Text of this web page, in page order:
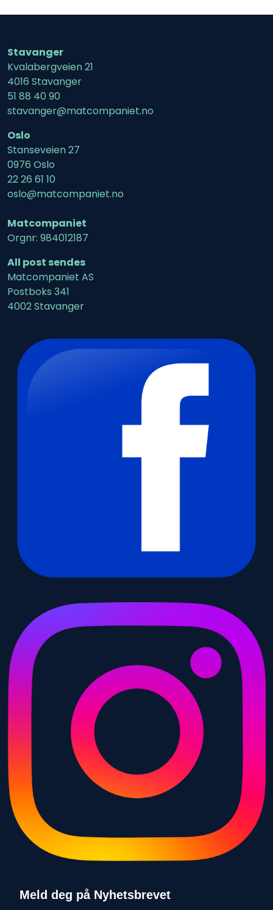
Stavanger
Kvalabergveien 21
4016 Stavanger
51 88 40 90
stavanger@matcompaniet.no
Oslo
Stanseveien 27
0976 Oslo
22 26 61 10
oslo@matcompaniet.no
Matcompaniet
Orgnr: 984012187
All post sendes
Matcompaniet AS
Postboks 341
4002 Stavanger
Meld deg på Nyhetsbrevet